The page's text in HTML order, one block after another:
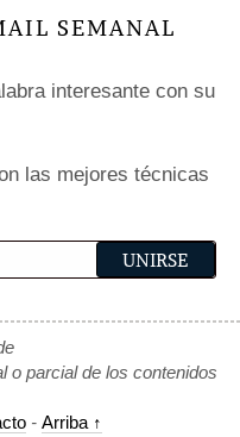
SEMANAL
interesante con su
las mejores técnicas
o parcial de los contenidos
- Arriba ↑